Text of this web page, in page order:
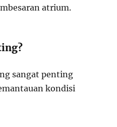
atrium.
sangat penting
kondisi